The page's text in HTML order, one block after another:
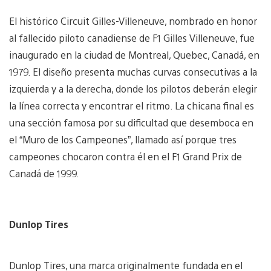
El histórico Circuit Gilles-Villeneuve, nombrado en honor
al fallecido piloto canadiense de F1 Gilles Villeneuve, fue
inaugurado en la ciudad de Montreal, Quebec, Canadá, en
1979. El diseño presenta muchas curvas consecutivas a la
izquierda y a la derecha, donde los pilotos deberán elegir
la línea correcta y encontrar el ritmo. La chicana final es
una sección famosa por su dificultad que desemboca en
el “Muro de los Campeones”, llamado así porque tres
campeones chocaron contra él en el F1 Grand Prix de
Canadá de 1999.
Dunlop Tires
Dunlop Tires, una marca originalmente fundada en el